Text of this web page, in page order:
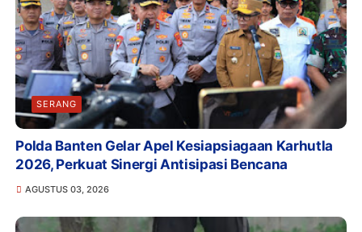
SERANG
Polda Banten Gelar Apel Kesiapsiagaan Karhutla
2026, Perkuat Sinergi Antisipasi Bencana
AGUSTUS 03, 2026